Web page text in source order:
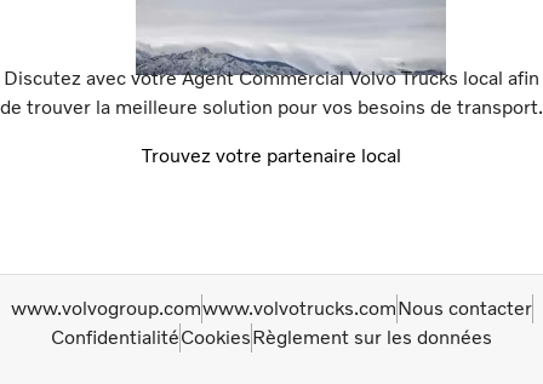
Discutez avec votre Agent Commercial Volvo Trucks local afin
de trouver la meilleure solution pour vos besoins de transport.
Trouvez votre partenaire local
www.volvogroup.comwww.volvotrucks.comNous contacter
ConfidentialitéCookiesRèglement sur les données